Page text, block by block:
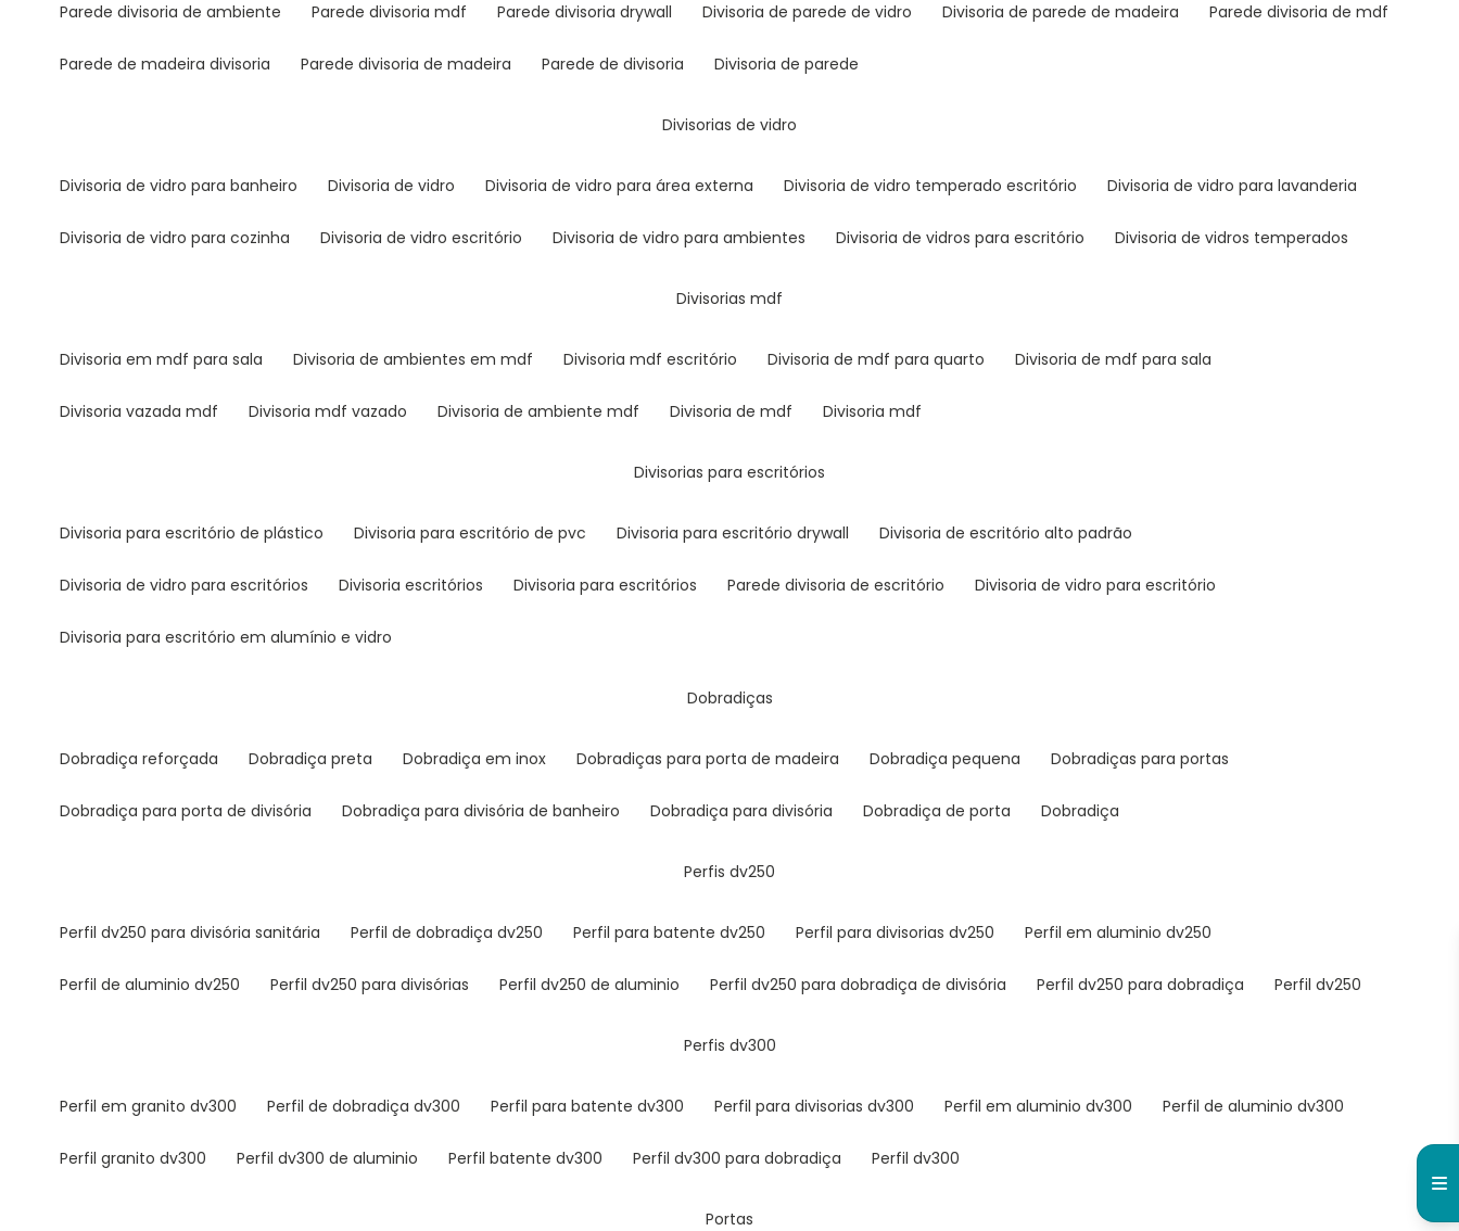
parede divisoria de ambiente parede divisoria mdf parede divisoria drywall divisoria de parede de vidro divisoria de parede de madeira parede divisoria de mdf
parede de madeira divisoria parede divisoria de madeira parede de divisoria divisoria de parede
divisorias de vidro
divisoria de vidro para banheiro divisoria de vidro divisoria de vidro para área externa divisoria de vidro temperado escritório divisoria de vidro para lavanderia
divisoria de vidro para cozinha divisoria de vidro escritório divisoria de vidro para ambientes divisoria de vidros para escritório divisoria de vidros temperados
divisorias mdf
divisoria em mdf para sala divisoria de ambientes em mdf divisoria mdf escritório divisoria de mdf para quarto divisoria de mdf para sala
divisoria vazada mdf divisoria mdf vazado divisoria de ambiente mdf divisoria de mdf divisoria mdf
divisorias para escritórios
divisoria para escritório de plástico divisoria para escritório de pvc divisoria para escritório drywall divisoria de escritório alto padrão
divisoria de vidro para escritórios divisoria escritórios divisoria para escritórios parede divisoria de escritório divisoria de vidro para escritório
divisoria para escritório em alumínio e vidro
dobradiças
dobradiça reforçada dobradiça preta dobradiça em inox dobradiças para porta de madeira dobradiça pequena dobradiças para portas
dobradiça para porta de divisória dobradiça para divisória de banheiro dobradiça para divisória dobradiça de porta dobradiça
perfis dv250
perfil dv250 para divisória sanitária perfil de dobradiça dv250 perfil para batente dv250 perfil para divisorias dv250 perfil em aluminio dv250
perfil de aluminio dv250 perfil dv250 para divisórias perfil dv250 de aluminio perfil dv250 para dobradiça de divisória perfil dv250 para dobradiça perfil dv250
perfis dv300
perfil em granito dv300 perfil de dobradiça dv300 perfil para batente dv300 perfil para divisorias dv300 perfil em aluminio dv300 perfil de aluminio dv300
perfil granito dv300 perfil dv300 de aluminio perfil batente dv300 perfil dv300 para dobradiça perfil dv300
portas